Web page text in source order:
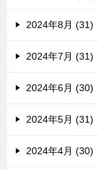
2024年8月 (31)
2024年7月 (31)
2024年6月 (30)
2024年5月 (31)
2024年4月 (30)